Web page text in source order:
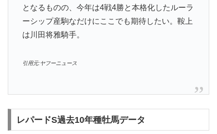
となるものの、今年は4戦4勝と本格化したルーラ
ーシップ産駒なだけにここでも期待したい。鞍上
は川田将雅騎手。
引用元:ヤフーニュース
レパードS過去10年種牡馬データ